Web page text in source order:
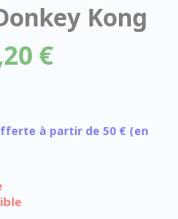
Kong
€
à partir de 50 € (en